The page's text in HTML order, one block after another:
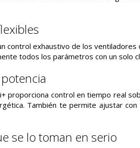
control exhaustivo de los
todos los parámetros con un solo
proporciona control en tiempo real
También te permite ajustar
se lo toman en serio